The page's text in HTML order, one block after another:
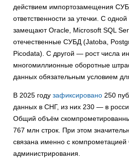
действием импортозамещения
ответственности за утечки. С
замещают Oracle, Microsoft SQL
отечественные СУБД (Jatoba,
Picodata). С другой — рост числа
многомиллионные оборотные
данных обязательным условием
В 2025 году зафиксировано 250
данных в СНГ, из них 230 — в
Общий объём
767 млн строк. При этом
связана именно с
администрирования.